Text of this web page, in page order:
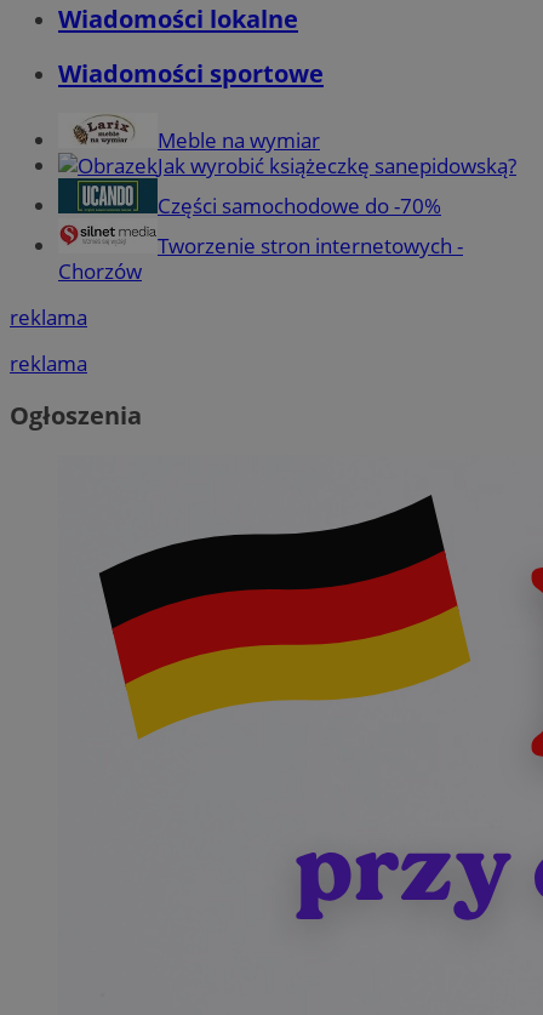
Wiadomości lokalne
Wiadomości sportowe
Meble na wymiar
Jak wyrobić książeczkę sanepidowską?
Części samochodowe do -70%
Tworzenie stron internetowych -
Chorzów
reklama
reklama
Ogłoszenia